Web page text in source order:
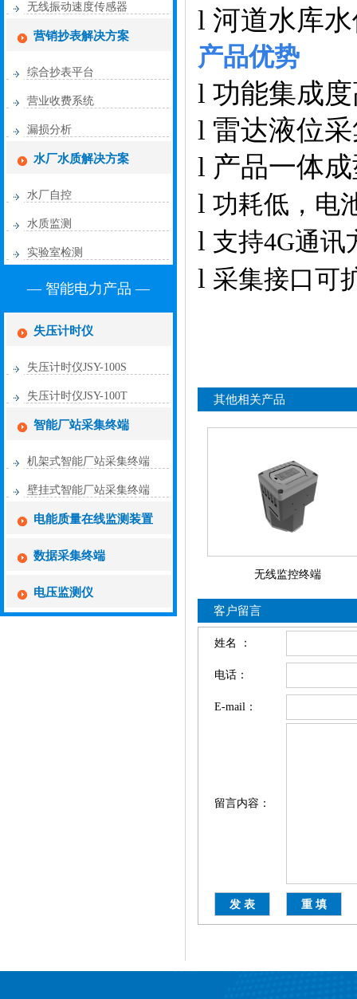
无线振动速度传感器
营销抄表解决方案
综合抄表平台
营业收费系统
漏损分析
水厂水质解决方案
水厂自控
水质监测
实验室检测
— 智能电力产品 —
失压计时仪
失压计时仪JSY-100S
失压计时仪JSY-100T
智能厂站采集终端
机架式智能厂站采集终端
壁挂式智能厂站采集终端
电能质量在线监测装置
数据采集终端
电压监测仪
l 河道水库
产品优势
l 功能集成
l 雷达液位
l 产品一体
l 功耗低，电
l 支持4G通讯
l 采集接口可
其他相关产品
无线监控终端
客户留言
姓名 ：
电话：
E-mail：
留言内容：